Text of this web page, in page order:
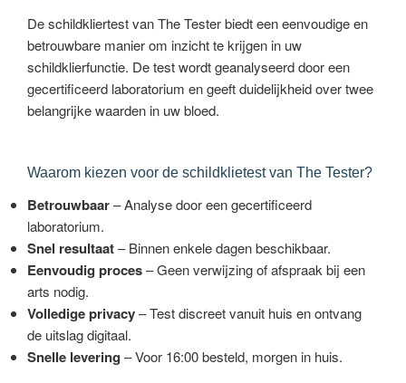
De schildkliertest van The Tester biedt een eenvoudige en
betrouwbare manier om inzicht te krijgen in uw
schildklierfunctie. De test wordt geanalyseerd door een
gecertificeerd laboratorium en geeft duidelijkheid over twee
belangrijke waarden in uw bloed.
Waarom kiezen voor de schildklietest van The Tester?
Betrouwbaar– Analyse door een gecertificeerd
laboratorium.
Snel resultaat– Binnen enkele dagen beschikbaar.
Eenvoudig proces– Geen verwijzing of afspraak bij een
arts nodig.
Volledige privacy– Test discreet vanuit huis en ontvang
de uitslag digitaal.
Snelle levering – Voor 16:00 besteld, morgen in huis.